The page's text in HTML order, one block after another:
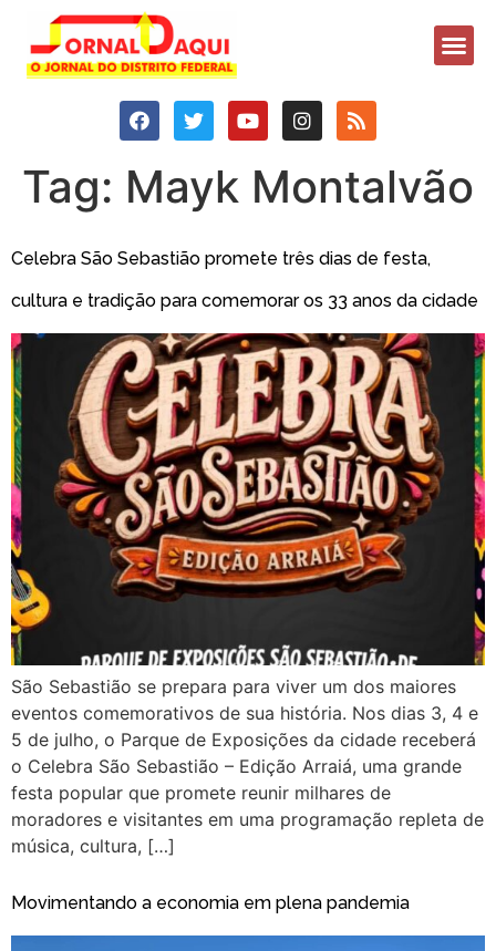
Tag: Mayk Montalvão
Celebra São Sebastião promete três dias de festa,
cultura e tradição para comemorar os 33 anos da cidade
São Sebastião se prepara para viver um dos maiores
eventos comemorativos de sua história. Nos dias 3, 4 e
5 de julho, o Parque de Exposições da cidade receberá
o Celebra São Sebastião – Edição Arraiá, uma grande
festa popular que promete reunir milhares de
moradores e visitantes em uma programação repleta de
música, cultura, […]
Movimentando a economia em plena pandemia